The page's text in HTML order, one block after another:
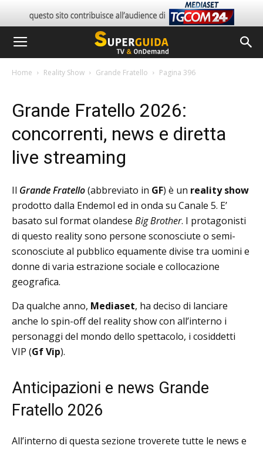
Home Reality Show Grande Fratello Pagina 396
Grande Fratello 2026:
concorrenti, news e diretta
live streaming
Il Grande Fratello(abbreviato in GF) è un reality show
prodotto dalla Endemol ed in onda su Canale 5. E’
basato sul format olandese Big Brother. I protagonisti
di questo reality sono persone sconosciute o semi-
sconosciute al pubblico equamente divise tra uomini e
donne di varia estrazione sociale e collocazione
geografica.
Da qualche anno, Mediaset, ha deciso di lanciare
anche lo spin-off del reality show con all’interno i
personaggi del mondo dello spettacolo, i cosiddetti
VIP (Gf Vip).
Anticipazioni e news Grande
Fratello 2026
All’interno di questa sezione troverete tutte le news e